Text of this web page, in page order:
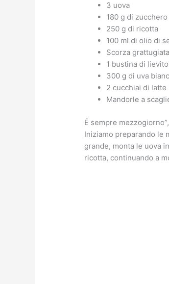
3 uova
180 g di zucchero
250 g di ricotta
100 ml di olio di
Scorza
1 bustina di
300 g di uva
2 cucchiai di latte
Mandorle a
É sempre
Iniziamo preparando le
grande, monta le uova
ricotta, continuando a